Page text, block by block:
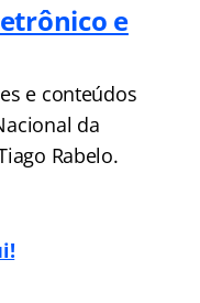
e
e conteúdos
da
Rabelo.